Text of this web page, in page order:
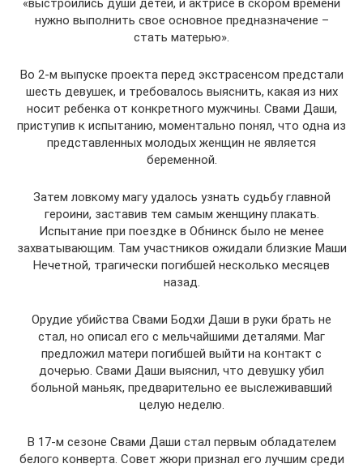
«выстроились души детей, и актрисе в скором времени
нужно выполнить свое основное предназначение –
стать матерью».
Во 2-м выпуске проекта перед экстрасенсом предстали
шесть девушек, и требовалось выяснить, какая из них
носит ребенка от конкретного мужчины. Свами Даши,
приступив к испытанию, моментально понял, что одна из
представленных молодых женщин не является
беременной.
Затем ловкому магу удалось узнать судьбу главной
героини, заставив тем самым женщину плакать.
Испытание при поездке в Обнинск было не менее
захватывающим. Там участников ожидали близкие Маши
Нечетной, трагически погибшей несколько месяцев
назад.
Орудие убийства Свами Бодхи Даши в руки брать не
стал, но описал его с мельчайшими деталями. Маг
предложил матери погибшей выйти на контакт с
дочерью. Свами Даши выяснил, что девушку убил
больной маньяк, предварительно ее выслеживавший
целую неделю.
В 17-м сезоне Свами Даши стал первым обладателем
белого конверта. Совет жюри признал его лучшим среди